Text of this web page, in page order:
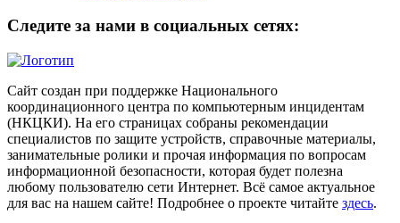
Следите за нами в социальных сетях:
Сайт создан при поддержке Национального
координационного центра по компьютерным инцидентам
(НКЦКИ). На его страницах собраны рекомендации
специалистов по защите устройств, справочные материалы,
занимательные ролики и прочая информация по вопросам
информационной безопасности, которая будет полезна
любому пользователю сети Интернет. Всё самое актуальное
для вас на нашем сайте! Подробнее о проекте читайте здесь.